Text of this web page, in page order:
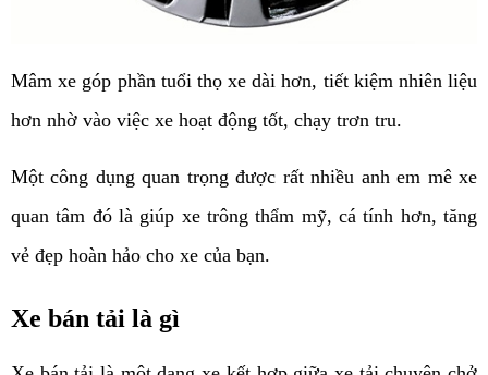
Mâm xe góp phần tuổi thọ xe dài hơn, tiết kiệm nhiên liệu
hơn nhờ vào việc xe hoạt động tốt, chạy trơn tru.
Một công dụng quan trọng được rất nhiều anh em mê xe
quan tâm đó là giúp xe trông thẩm mỹ, cá tính hơn, tăng
vẻ đẹp hoàn hảo cho xe của bạn.
Xe bán tải là gì